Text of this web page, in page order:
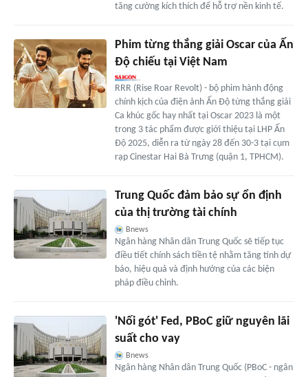
tăng cường kích thích để hỗ trợ nền kinh tế.
Phim từng thắng giải Oscar của Ấn
Độ chiếu tại Việt Nam
RRR (Rise Roar Revolt) - bộ phim hành động
chính kịch của điện ảnh Ấn Độ từng thắng giải
Ca khúc gốc hay nhất tại Oscar 2023 là một
trong 3 tác phẩm được giới thiệu tại LHP Ấn
Độ 2025, diễn ra từ ngày 28 đến 30-3 tại cụm
rạp Cinestar Hai Bà Trưng (quận 1, TPHCM).
Trung Quốc đảm bảo sự ổn định
của thị trường tài chính
Bnews
Ngân hàng Nhân dân Trung Quốc sẽ tiếp tục
điều tiết chính sách tiền tệ nhằm tăng tính dự
báo, hiệu quả và định hướng của các biện
pháp điều chỉnh.
'Nối gót' Fed, PBoC giữ nguyên lãi
suất cho vay
Bnews
Ngân hàng Nhân dân Trung Quốc (PBoC - ngân